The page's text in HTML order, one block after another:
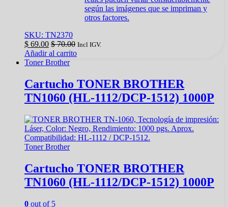
según las imágenes que se impriman y
otros factores.
SKU: TN2370
$ 69.00 $70.00 Incl IGV.
Añadir al carrito
Toner Brother
Cartucho TONER BROTHER
TN1060 (HL-1112/DCP-1512) 1000P
Toner Brother
Cartucho TONER BROTHER
TN1060 (HL-1112/DCP-1512) 1000P
0 out of 5